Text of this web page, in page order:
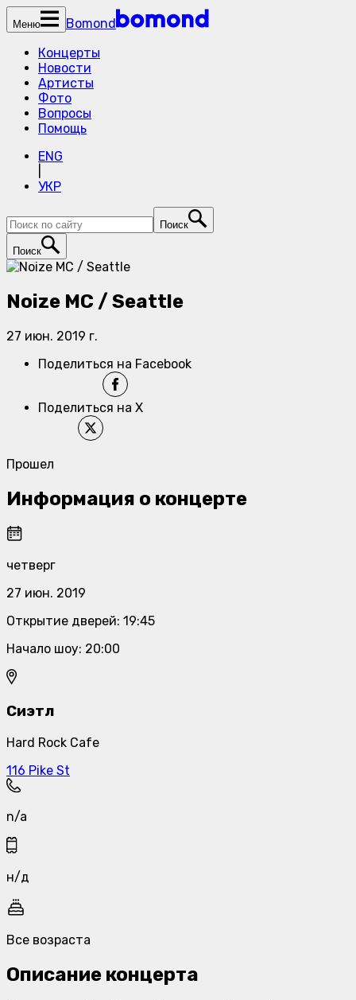
Меню
Bomond
Концерты
Новости
Артисты
Фото
Вопросы
Помощь
ENG
УКР
Поиск
Поиск
Noize MC / Seattle
27 июн. 2019 г.
Поделиться на Facebook
Поделиться на X
Прошел
Информация о концерте
четверг
27 июн. 2019
Открытие дверей: 19:45
Начало шоу: 20:00
Сиэтл
Hard Rock Cafe
116 Pike St
n/a
н/д
Все возраста
Описание концерта